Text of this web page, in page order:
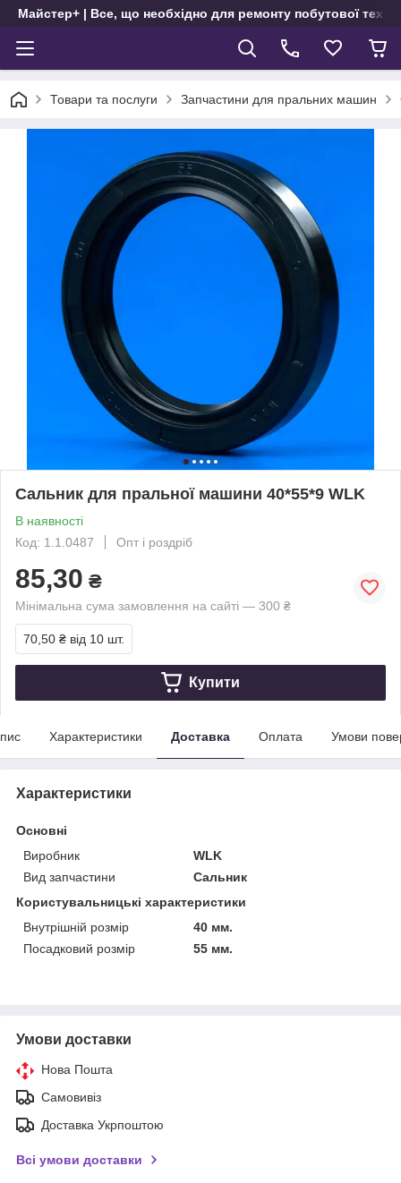
Майстер+ | Все, що необхідно для ремонту побутової
Товари та послуги Запчастини для пральних машин
Сальник для пральної машини 40*55*9 WLK
В наявності
Код: 1.1.0487
Опт і роздріб
85,30 ₴
Мінімальна сума замовлення на сайті — 300 ₴
70,50 ₴ від 10 шт.
Купити
Характеристики Доставка Оплата Умови
Характеристики
Основні
Виробник
WLK
Вид запчастини
Сальник
Користувальницькі характеристики
Внутрішній розмір
40 мм.
Посадковий розмір
55 мм.
Умови доставки
Нова Пошта
Самовивіз
Доставка Укрпоштою
Всі умови доставки